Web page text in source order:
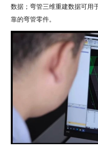
数据；弯管三维重建数据可用
靠的弯管零件。